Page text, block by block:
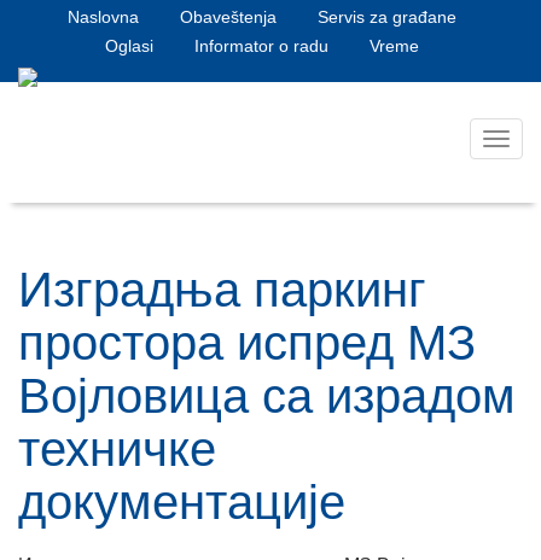
Naslovna Obaveštenja
Servis za građane
Oglasi
Informator o radu Vreme
Изградња паркинг
простора испред МЗ
Војловица са израдом
техничке
документације